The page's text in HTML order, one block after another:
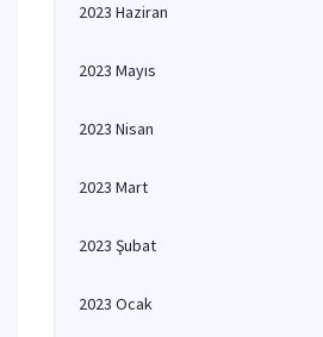
2023 Haziran
2023 Mayıs
2023 Nisan
2023 Mart
2023 Şubat
2023 Ocak